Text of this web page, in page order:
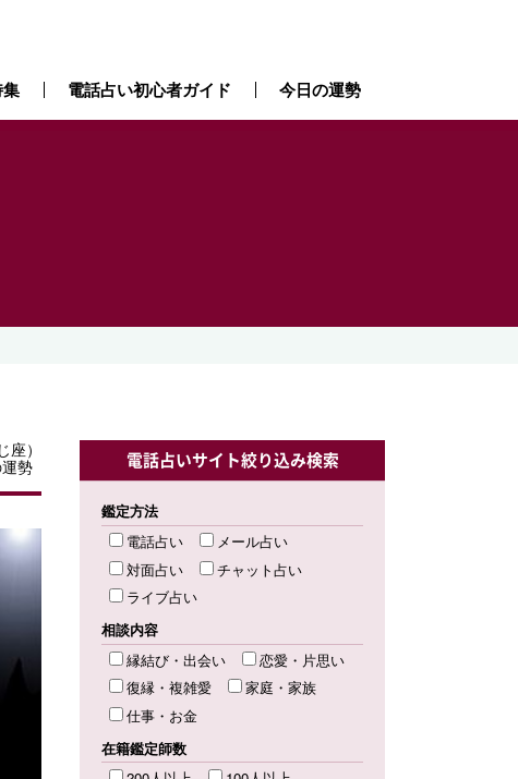
電話占い初心者ガイド 今日の運勢
）
勢
電話占いサイト絞り込み検索
鑑定方法
電話占い
メール占い
対面占い
チャット占い
ライブ占い
相談内容
縁結び・出会い
恋愛・片思い
復縁・複雑愛
家庭・家族
仕事・お金
在籍鑑定師数